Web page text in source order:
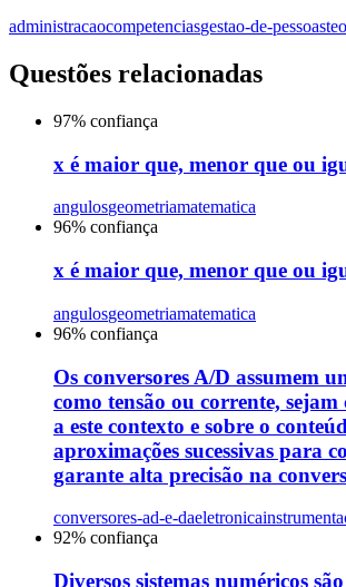
administracaocompetenciasgestao-de-pessoas
Questões relacionadas
97% confiança
x é maior que, menor que ou
angulosgeometriamatematica
96% confiança
x é maior que, menor que ou
angulosgeometriamatematica
96% confiança
Os conversores A/D assumem
como tensão ou corrente,
a este contexto e sobre o
aproximações sucessivas para
garante alta precisão na
conversores-ad-e-daeletronica
92% confiança
Diversos sistemas numéricos